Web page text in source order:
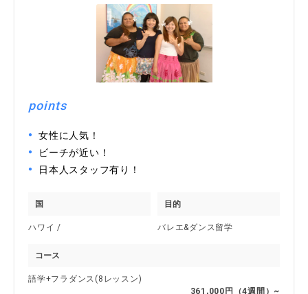
points
女性に人気！
ビーチが近い！
日本人スタッフ有り！
国
ハワイ /
目的
バレエ&ダンス留学
コース
語学+フラダンス(8レッスン)
361,000円（4週間）~